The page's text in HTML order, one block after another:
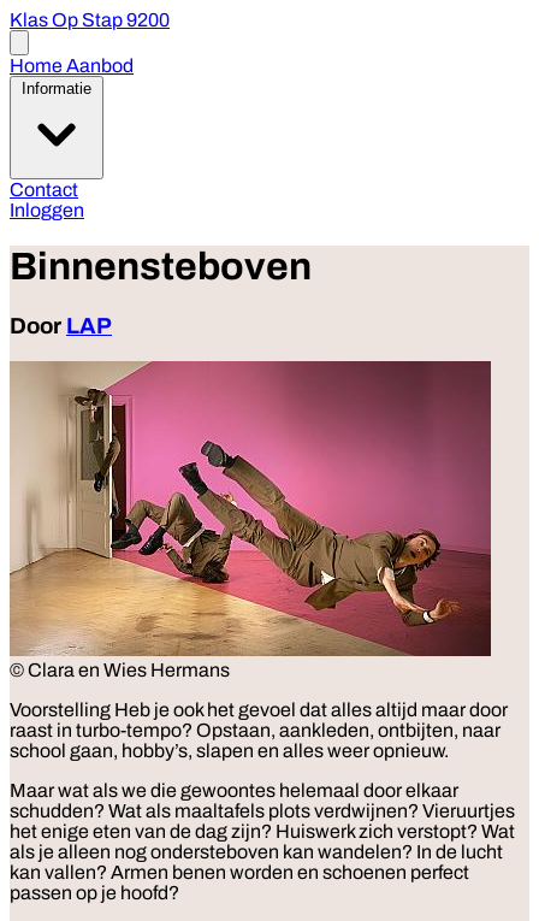
Klas Op Stap 9200
menu
HomeAanbod
Informatie
Contact
Inloggen
Binnensteboven
Door LAP
© Clara en Wies Hermans
Voorstelling Heb je ook het gevoel dat alles altijd maar door
raast in turbo-tempo? Opstaan, aankleden, ontbijten, naar
school gaan, hobby’s, slapen en alles weer opnieuw.
Maar wat als we die gewoontes helemaal door elkaar
schudden? Wat als maaltafels plots verdwijnen? Vieruurtjes
het enige eten van de dag zijn? Huiswerk zich verstopt? Wat
als je alleen nog ondersteboven kan wandelen? In de lucht
kan vallen? Armen benen worden en schoenen perfect
passen op je hoofd?